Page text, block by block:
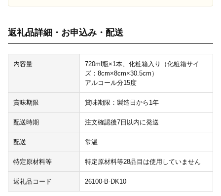
返礼品詳細・お申込み・配送
内容量
720ml瓶×1本、化粧箱入り（化粧箱サイ
ズ：8cm×8cm×30.5cm）
アルコール分15度
賞味期限 賞味期限：製造日から1年
配送時期 注文確認後7日以内に発送
配送 常温
特定原材料等 特定原材料等28品目は使用していません
返礼品コード 26100-B-DK10